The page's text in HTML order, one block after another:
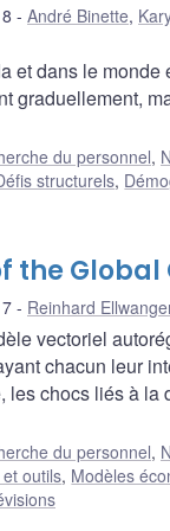
André Binette,
et dans le
graduellement,
du personnel,
structurels,
the Global
Reinhard
vectoriel
chacun leur
les chocs liés à
du personnel,
outils, Modèles